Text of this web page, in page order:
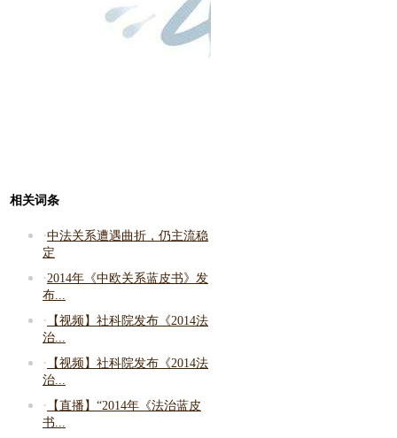
相关词条
·中法关系遭遇曲折，仍主流稳
定
·2014年《中欧关系蓝皮书》发
布...
·
【视频】社科院发布《2014法
治...
·
【视频】社科院发布《2014法
治...
·
【直播】“2014年《法治蓝皮
书...